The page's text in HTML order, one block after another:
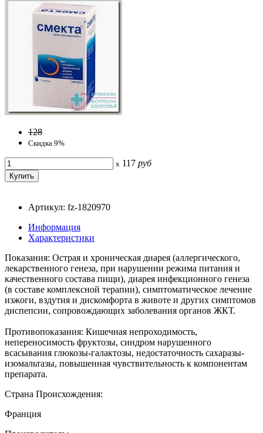
128
Скидка 9%
x 117 руб
Артикул: fz-1820970
Информация
Характеристики
Показания: Острая и хроническая диарея (аллергического,
лекарственного генеза, при нарушении режима питания и
качественного состава пищи), диарея инфекционного генеза
(в составе комплексной терапии), симптоматическое лечение
изжоги, вздутия и дискомфорта в животе и других симптомов
диспепсии, сопровождающих заболевания органов ЖКТ.
Противопоказания: Кишечная непроходимость,
непереносимость фруктозы, синдром нарушенного
всасывания глюкозы-галактозы, недостаточность сахаразы-
изомальтазы, повышенная чувствительность к компонентам
препарата.
Страна Происхождения:
Франция